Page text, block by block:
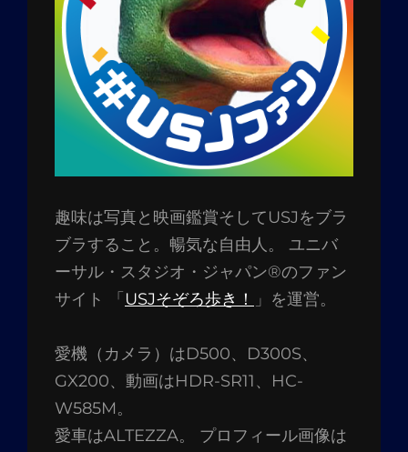
趣味は写真と映画鑑賞そしてUSJをブラ
ブラすること。暢気な自由人。 ユニバ
ーサル・スタジオ・ジャパン®のファン
サイト 「 USJそぞろ歩き！ 」を運営。
愛機（カメラ）はD500、D300S、
GX200、動画はHDR-SR11、HC-
W585M。
愛車はALTEZZA。 プロフィール画像は